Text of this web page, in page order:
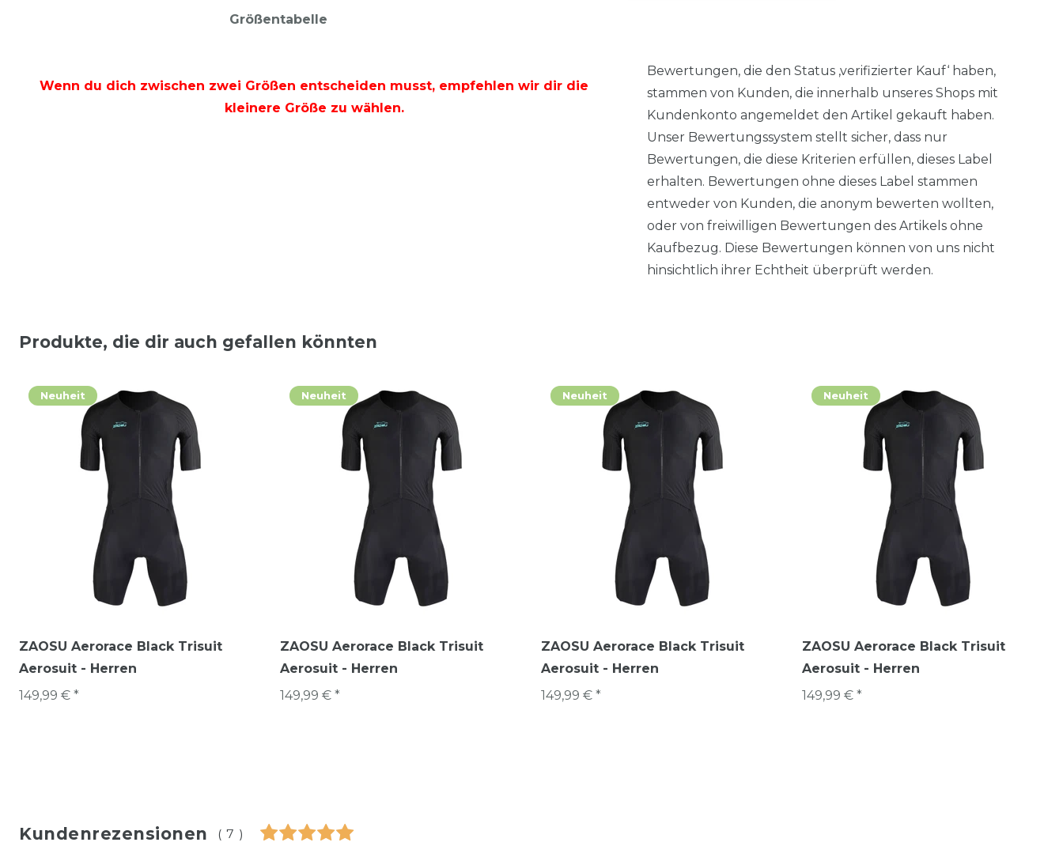
Größentabelle
Wenn du dich zwischen zwei Größen entscheiden musst, empfehlen wir dir die
kleinere Größe zu wählen.
Bewertungen, die den Status ‚verifizierter Kauf‘ haben,
stammen von Kunden, die innerhalb unseres Shops mit
Kundenkonto angemeldet den Artikel gekauft haben.
Unser Bewertungssystem stellt sicher, dass nur
Bewertungen, die diese Kriterien erfüllen, dieses Label
erhalten. Bewertungen ohne dieses Label stammen
entweder von Kunden, die anonym bewerten wollten,
oder von freiwilligen Bewertungen des Artikels ohne
Kaufbezug. Diese Bewertungen können von uns nicht
hinsichtlich ihrer Echtheit überprüft werden.
Produkte, die dir auch gefallen könnten
Neuheit
ZAOSU Aerorace Black Trisuit
Aerosuit - Herren
149,99 € *
Neuheit
ZAOSU Aerorace Black Trisuit
Aerosuit - Herren
149,99 € *
Neuheit
ZAOSU Aerorace Black Trisuit
Aerosuit - Herren
149,99 € *
Neuheit
ZAOSU Aerorace Black Trisuit
Aerosuit - Herren
149,99 € *
Kundenrezensionen (7)